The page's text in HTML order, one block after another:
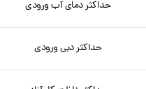
حداکثر دمای آب ورودی
حداکثر دبی ورودی